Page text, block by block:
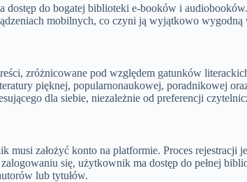
dostęp do bogatej biblioteki e-booków i
mobilnych, co czyni ją wyjątkowo
zróżnicowane pod względem gatunków
pięknej, popularnonaukowej, poradnikowej
dla siebie, niezależnie od preferencji
musi założyć konto na platformie. Proces rejestracji
się, użytkownik ma dostęp do pełnej
lub tytułów.